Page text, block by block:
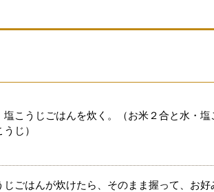
塩こうじごはんを炊く。（お米２合と水・
じ）
じごはんが炊けたら、そのまま握って、お好